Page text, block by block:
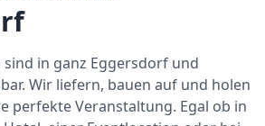
in ganz Eggersdorf und
Wir liefern, bauen auf und holen
perfekte Veranstaltung. Egal ob in